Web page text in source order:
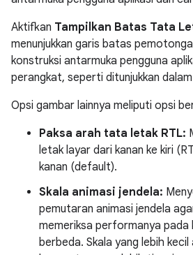
Aktifkan Tampilkan Batas Tata
menunjukkan garis batas
konstruksi antarmuka pengguna
perangkat, seperti ditunjukkan
Opsi gambar lainnya meliputi opsi
Paksa arah tata letak RTL:
letak layar dari kanan ke kiri
kanan (default).
Skala animasi jendela:
pemutaran animasi jendela
memeriksa performanya pada
berbeda. Skala yang lebih kecil